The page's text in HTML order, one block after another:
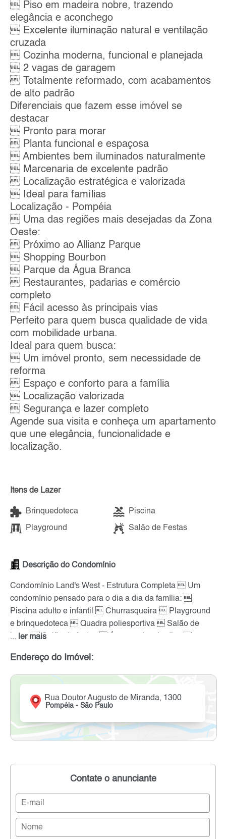
 Piso em madeira nobre, trazendo
elegância e aconchego
 Excelente iluminação natural e ventilação
cruzada
 Cozinha moderna, funcional e planejada
 2 vagas de garagem
 Totalmente reformado, com acabamentos
de alto padrão
Diferenciais que fazem esse imóvel se
destacar
 Pronto para morar
 Planta funcional e espaçosa
 Ambientes bem iluminados naturalmente
 Marcenaria de excelente padrão
 Localização estratégica e valorizada
 Ideal para famílias
Localização - Pompéia
 Uma das regiões mais desejadas da Zona
Oeste:
 Próximo ao Allianz Parque
 Shopping Bourbon
 Parque da Água Branca
 Restaurantes, padarias e comércio
completo
 Fácil acesso às principais vias
Perfeito para quem busca qualidade de vida
com mobilidade urbana.
Ideal para quem busca:
 Um imóvel pronto, sem necessidade de
reforma
 Espaço e conforto para a família
 Localização valorizada
 Segurança e lazer completo
Agende sua visita e conheça um apartamento
que une elegância, funcionalidade e
localização.
Itens de Lazer
Brinquedoteca Piscina
Playground Salão de Festas
Descrição do Condomínio
Condomínio Land's West - Estrutura Completa  Um
condomínio pensado para o dia a dia da família: 
Piscina adulto e infantil  Churrasqueira  Playground
e brinquedoteca  Quadra poliesportiva  Salão de
jogos  Salão de festas  Área verde e jardins 
conforto em um só lugar.
... ler mais
Endereço do Imóvel:
Rua Doutor Augusto de Miranda, 1300
Pompéia - São Paulo
Contate o anunciante